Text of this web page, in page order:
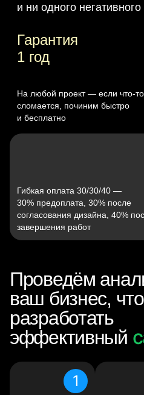
и ни одного негативного
Гарантия
1 год
На любой проект — если что‑то
сломается, починим быстро
и бесплатно
Гибкая оплата 30/30/40 —
30% предоплата, 30% после
согласования дизайна, 40%
завершения работ
Проведём
ваш бизнес,
разработать
эффективный
1